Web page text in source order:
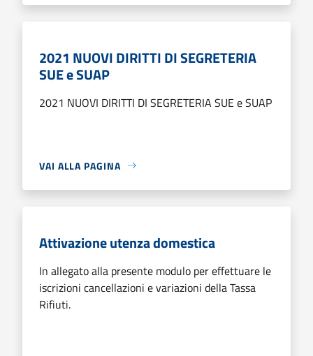
2021 NUOVI DIRITTI DI SEGRETERIA
SUE e SUAP
2021 NUOVI DIRITTI DI SEGRETERIA SUE e SUAP
VAI ALLA PAGINA
Attivazione utenza domestica
In allegato alla presente modulo per effettuare le
iscrizioni cancellazioni e variazioni della Tassa
Rifiuti.